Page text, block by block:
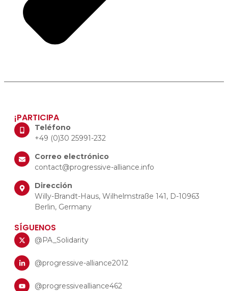
¡PARTICIPA
Teléfono
+49 (0)30 25991-232
Correo electrónico
contact@progressive-alliance.info
Dirección
Willy-Brandt-Haus, Wilhelmstraße 141, D-10963
Berlin, Germany
SÍGUENOS
@PA_Solidarity
@progressive-alliance2012
@progressivealliance462